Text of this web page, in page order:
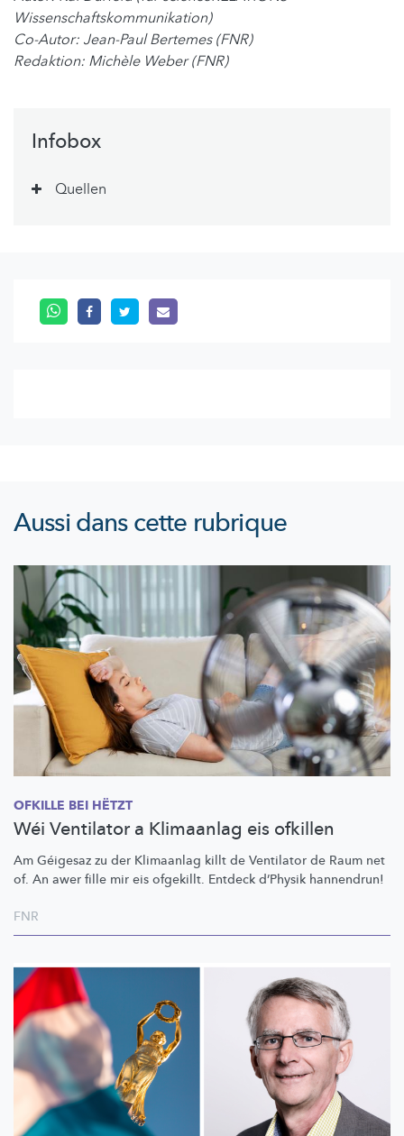
Wissenschaftskommunikation)
Co-Autor: Jean-Paul Bertemes (FNR)
Redaktion: Michèle Weber (FNR)
Infobox
Quellen
Aussi dans cette rubrique
OFKILLE BEI HËTZT
Wéi Ventilator a Klimaanlag eis ofkillen
Am Géigesaz zu der Klimaanlag killt de Ventilator de Raum net
of. An awer fille mir eis ofgekillt. Entdeck d’Physik hannendrun!
FNR